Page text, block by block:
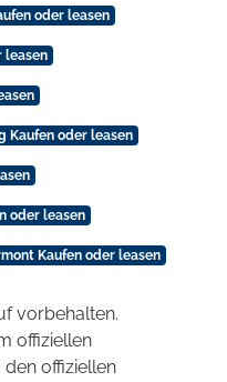
oder leasen
leasen
Kaufen oder leasen
oder leasen
Kaufen oder leasen
vorbehalten.
offiziellen
offiziellen